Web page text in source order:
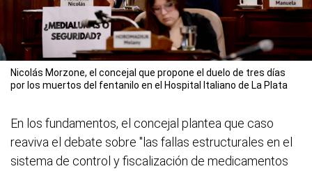
Nicolás Morzone, el concejal que propone el duelo de tres días
por los muertos del fentanilo en el Hospital Italiano de La Plata
En los fundamentos, el concejal plantea que caso
reaviva el debate sobre "las fallas estructurales en el
sistema de control y fiscalización de medicamentos